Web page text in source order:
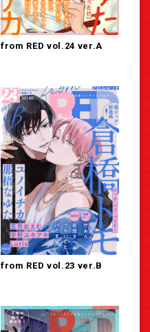
from RED vol.24 ver.A
from RED vol.23 ver.B